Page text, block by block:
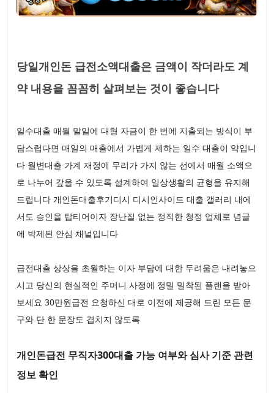
당일개인돈 급전소액대출은 금액이 작더라도 계
약 내용을 꼼꼼히 살펴보는 것이 좋습니다
일수대출 매월 말일에 대형 자금이 한 번에 지출되는 방식이 부
담스럽다면 매일의 매출에서 가볍게 제하는 일수 대출이 약입니
다 월변대출 가계 재정에 무리가 가지 않는 선에서 매월 소액으
로 나누어 갚을 수 있도록 설계하여 일상생활의 균형을 유지해
드립니다 개인돈대출후기디시 디시인사이드 대출 갤러리 내에
서도 승인율 탑티어이자 장난질 없는 정직한 청정 업체로 념글
에 박제된 안심 채널입니다
급전대출 상상을 초월하는 이자 부담에 대한 두려움은 내려놓으
시고 당신의 현실적인 주머니 사정에 정밀 밀착된 플랜을 받아
보세요 30만원급전 요청하신 대로 이전에 제공해 드린 모든 문
구와 단 한 문장도 겹치지 않도록
개인돈급전 무직자300대출 가능 여부와 심사 기준 관련
정보 확인